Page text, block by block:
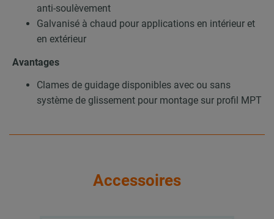
anti-soulèvement
Galvanisé à chaud pour applications en intérieur et
en extérieur
Avantages
Clames de guidage disponibles avec ou sans
système de glissement pour montage sur profil MPT
Accessoires